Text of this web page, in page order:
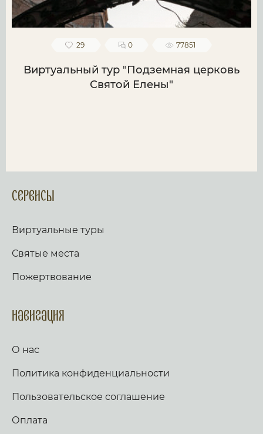
29 0 77851
Виртуальный тур "Подземная церковь
Святой Елены"
Сервисы
Виртуальные туры
Святые места
Пожертвование
Навигация
О нас
Политика конфиденциальности
Пользовательское соглашение
Оплата